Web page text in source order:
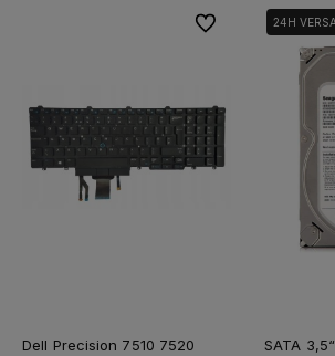
Dell Precision 7510 7520
Zu Favoriten24H
SATA